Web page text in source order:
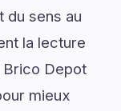
du sens au
la lecture
Brico Depot
mieux